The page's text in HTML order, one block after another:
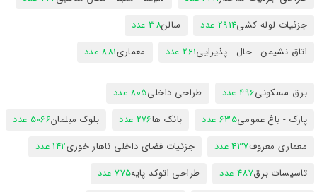
جزئیات لوله کشی2914 عدد سالن38 عدد
اتاق نشیمن - حال - پذیرایی261 عدد معماری881 عدد
برق مسکونی496 عدد طراحی داخلی805 عدد
پارک - باغ عمومی635 عدد بانک ها276 عدد بلوک مبلمان5066 عدد
معماری معروف437 عدد جزئیات فضای داخلی ناهار خوری142 عدد
تاسیسات برق487 عدد طراحی اتوکد پایه775 عدد